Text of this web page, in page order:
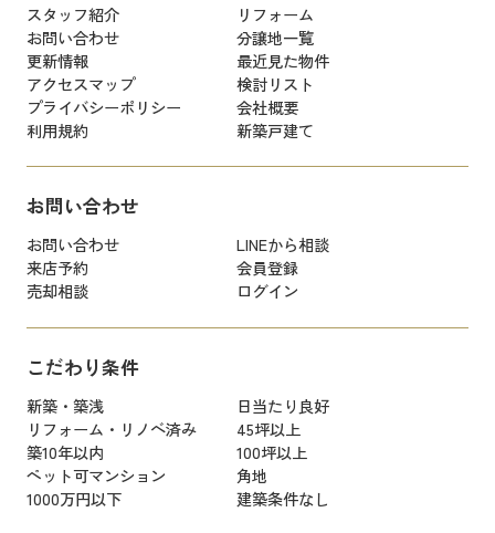
スタッフ紹介
リフォーム
お問い合わせ
分譲地一覧
更新情報
最近見た物件
アクセスマップ
検討リスト
プライバシーポリシー
会社概要
利用規約
新築戸建て
お問い合わせ
お問い合わせ
LINEから相談
来店予約
会員登録
売却相談
ログイン
こだわり条件
新築・築浅
日当たり良好
リフォーム・リノベ済み
45坪以上
築10年以内
100坪以上
ペット可マンション
角地
1000万円以下
建築条件なし